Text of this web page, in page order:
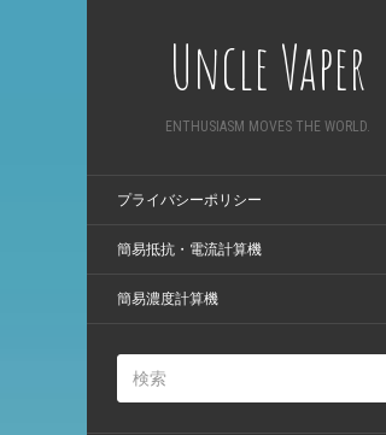
Uncle Vaper
ENTHUSIASM MOVES THE WORLD.
プライバシーポリシー
簡易抵抗・電流計算機
簡易濃度計算機